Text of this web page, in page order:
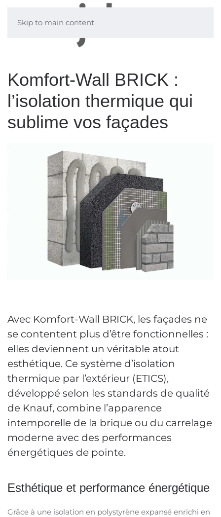
Skip to main content
Komfort-Wall BRICK :
l’isolation thermique qui
sublime vos façades
Avec Komfort-Wall BRICK, les façades ne
se contentent plus d’être fonctionnelles :
elles deviennent un véritable atout
esthétique. Ce système d’isolation
thermique par l’extérieur (ETICS),
développé selon les standards de qualité
de Knauf, combine l’apparence
intemporelle de la brique ou du carrelage
moderne avec des performances
énergétiques de pointe.
Esthétique et performance énergétique
Grâce à une isolation en polystyrène expansé enrichi en